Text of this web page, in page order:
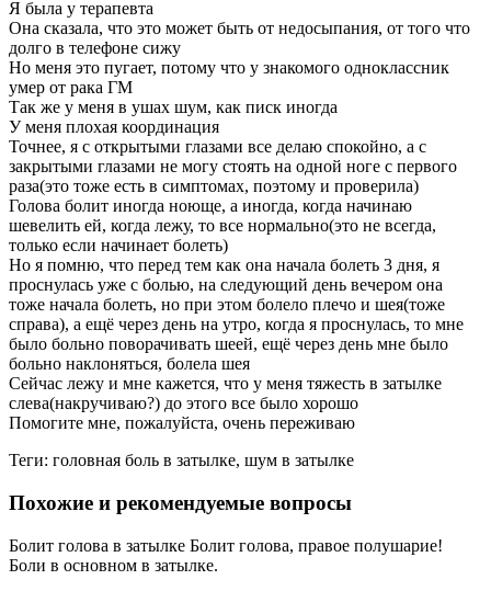
Я была у терапевта
Она сказала, что это может быть от недосыпания, от того что
долго в телефоне сижу
Но меня это пугает, потому что у знакомого одноклассник
умер от рака ГМ
Так же у меня в ушах шум, как писк иногда
У меня плохая координация
Точнее, я с открытыми глазами все делаю спокойно, а с
закрытыми глазами не могу стоять на одной ноге с первого
раза(это тоже есть в симптомах, поэтому и проверила)
Голова болит иногда ноюще, а иногда, когда начинаю
шевелить ей, когда лежу, то все нормально(это не всегда,
только если начинает болеть)
Но я помню, что перед тем как она начала болеть 3 дня, я
проснулась уже с болью, на следующий день вечером она
тоже начала болеть, но при этом болело плечо и шея(тоже
справа), а ещё через день на утро, когда я проснулась, то мне
было больно поворачивать шеей, ещё через день мне было
больно наклоняться, болела шея
Сейчас лежу и мне кажется, что у меня тяжесть в затылке
слева(накручиваю?) до этого все было хорошо
Помогите мне, пожалуйста, очень переживаю
Теги: головная боль в затылке, шум в затылке
Похожие и рекомендуемые вопросы
Болит голова в затылке Болит голова, правое полушарие!
Боли в основном в затылке.